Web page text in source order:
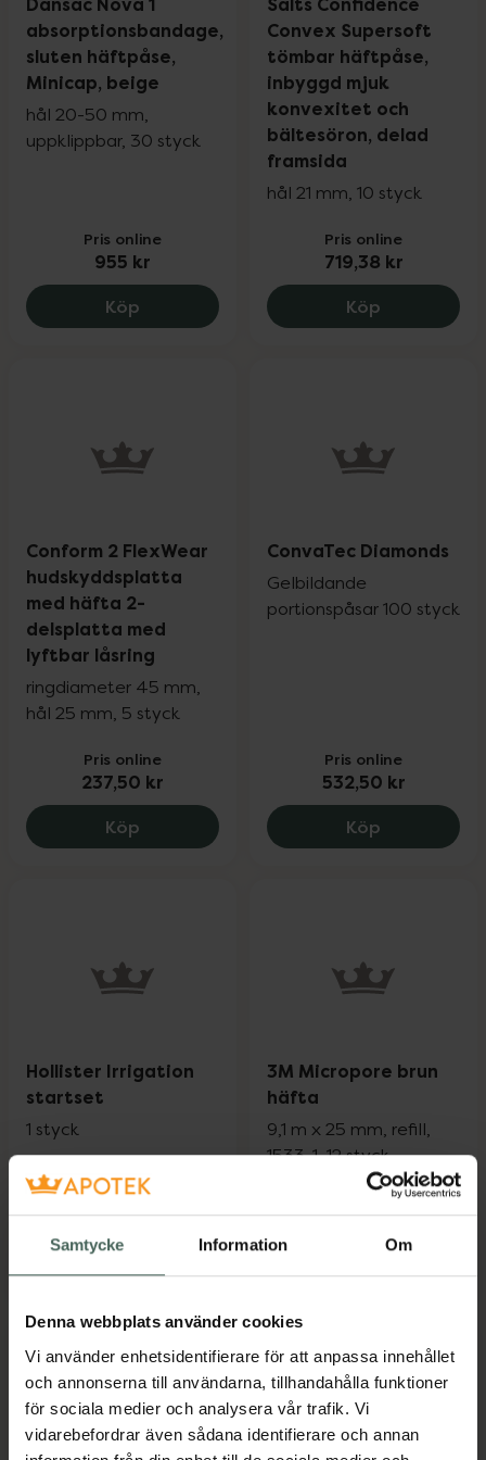
Samtycke Information Om
Denna webbplats använder cookies
Vi använder enhetsidentifierare för att anpassa innehållet
och annonserna till användarna, tillhandahålla funktioner
för sociala medier och analysera vår trafik. Vi
vidarebefordrar även sådana identifierare och annan
Dansac Nova 1
absorptionsbandage,
sluten häftpåse,
Minicap, beige
hål 20-50 mm,
uppklippbar, 30 styck
Pris online
955 kr
Köp Dansac Nova 1 absorptionsbandage,
Salts Confidence
Convex Supersoft
tömbar häftpåse,
inbyggd mjuk
konvexitet och
bältesöron, delad
framsida
hål 21 mm, 10 styck
Pris online
719,38 kr
Köp Salts
Conform 2 FlexWear
hudskyddsplatta
med häfta 2-
delsplatta med
lyftbar låsring
ringdiameter 45 mm,
hål 25 mm, 5 styck
Pris online
237,50 kr
Köp Conform 2 FlexWear
ConvaTec Diamonds
Gelbildande
portionspåsar 100 styck
Pris online
532,50 kr
Köp ConvaTec
Hollister Irrigation
startset
1 styck
Pris online
Köp
3M Micropore brun
häfta
9,1 m x 25 mm, refill,
1533-1, 12 styck
Pris online